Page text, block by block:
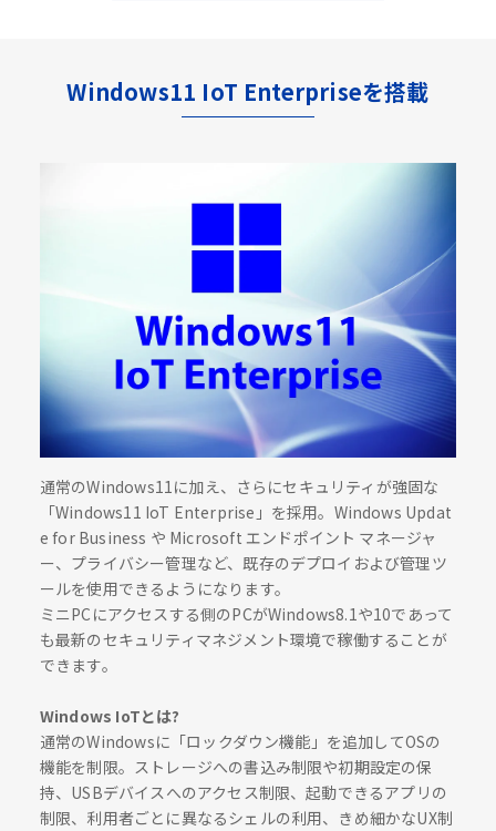
Windows11 IoT Enterpriseを搭載
通常のWindows11に加え、さらにセキュリティが強固な
「Windows11 IoT Enterprise」を採用。Windows Updat
e for Business や Microsoft エンドポイント マネージャ
ー、プライバシー管理など、既存のデプロイおよび管理ツ
ールを使用できるようになります。
ミニPCにアクセスする側のPCがWindows8.1や10であって
も最新のセキュリティマネジメント環境で稼働することが
できます。
Windows IoTとは?
通常のWindowsに「ロックダウン機能」を追加してOSの
機能を制限。ストレージへの書込み制限や初期設定の保
持、USBデバイスへのアクセス制限、起動できるアプリの
制限、利用者ごとに異なるシェルの利用、きめ細かなUX制